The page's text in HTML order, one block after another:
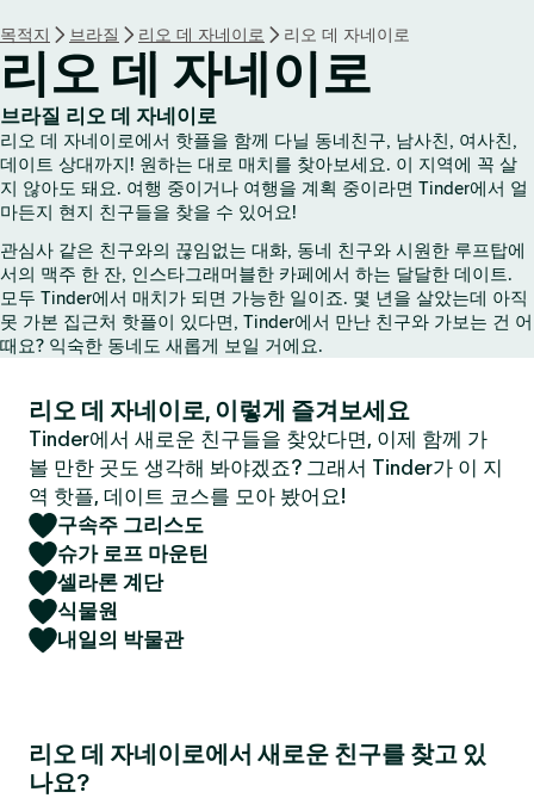
목적지 브라질 리오 데 자네이로 리오 데 자네이로
리오 데 자네이로
브라질 리오 데 자네이로
리오 데 자네이로에서 핫플을 함께 다닐 동네친구, 남사친, 여사친,
데이트 상대까지! 원하는 대로 매치를 찾아보세요. 이 지역에 꼭 살
지 않아도 돼요. 여행 중이거나 여행을 계획 중이라면 Tinder에서 얼
마든지 현지 친구들을 찾을 수 있어요!
관심사 같은 친구와의 끊임없는 대화, 동네 친구와 시원한 루프탑에
서의 맥주 한 잔, 인스타그래머블한 카페에서 하는 달달한 데이트.
모두 Tinder에서 매치가 되면 가능한 일이죠. 몇 년을 살았는데 아직
못 가본 집근처 핫플이 있다면, Tinder에서 만난 친구와 가보는 건 어
때요? 익숙한 동네도 새롭게 보일 거에요.
리오 데 자네이로, 이렇게 즐겨보세요
Tinder에서 새로운 친구들을 찾았다면, 이제 함께 가
볼 만한 곳도 생각해 봐야겠죠? 그래서 Tinder가 이 지
역 핫플, 데이트 코스를 모아 봤어요!
구속주 그리스도
슈가 로프 마운틴
셀라론 계단
식물원
내일의 박물관
리오 데 자네이로에서 새로운 친구를 찾고 있
나요?